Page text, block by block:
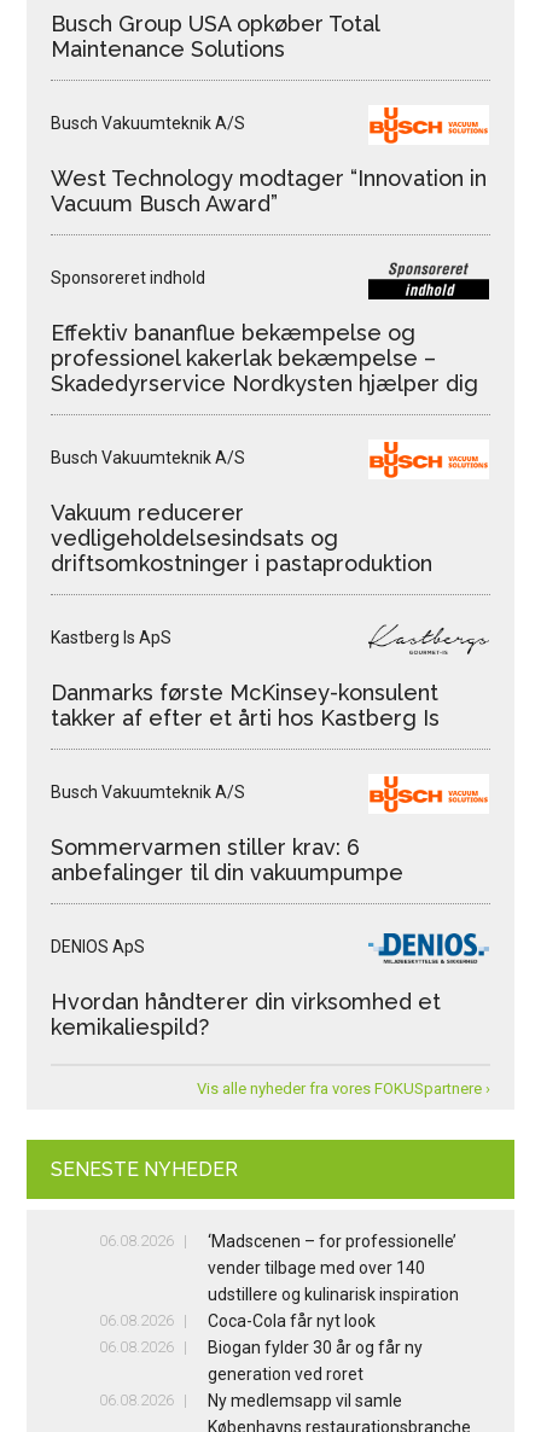
Busch Group USA opkøber Total
Maintenance Solutions
Busch Vakuumteknik A/S
West Technology modtager “Innovation in
Vacuum Busch Award”
Sponsoreret indhold
Effektiv bananflue bekæmpelse og
professionel kakerlak bekæmpelse –
Skadedyrservice Nordkysten hjælper dig
Busch Vakuumteknik A/S
Vakuum reducerer
vedligeholdelsesindsats og
driftsomkostninger i pastaproduktion
Kastberg Is ApS
Danmarks første McKinsey-konsulent
takker af efter et årti hos Kastberg Is
Busch Vakuumteknik A/S
Sommervarmen stiller krav: 6
anbefalinger til din vakuumpumpe
DENIOS ApS
Hvordan håndterer din virksomhed et
kemikaliespild?
Vis alle nyheder fra vores FOKUSpartnere ›
SENESTE NYHEDER
06.08.2026
‘Madscenen – for professionelle’
vender tilbage med over 140
udstillere og kulinarisk inspiration
06.08.2026 Coca-Cola får nyt look
06.08.2026
Biogan fylder 30 år og får ny
generation ved roret
06.08.2026
Ny medlemsapp vil samle
Københavns restaurationsbranche